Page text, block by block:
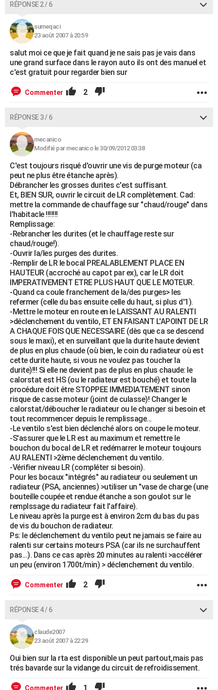
RÉPONSE 2 / 6
sumeqaci
23 août 2007 à 20:59
salut moi ce que je fait quand je ne sais pas je vais dans
une grand surface dans le rayon auto ils ont des manuel et
c'est gratuit pour regarder bien sur
Commenter 2
RÉPONSE 3 / 6
mecanico
Modifié par mecanico le 30/09/2012 03:38
C'est toujours risqué d'ouvrir une vis de purge moteur (ca
peut ne plus être étanche après).
Débrancher les grosses durites c'est suffisant.
Et, BIEN SUR, ouvrir le circuit de LR complètement. Cad:
mettre la commande de chauffage sur "chaud/rouge" dans
l'habitacle !!!!!!!
Remplissage:
-Rebrancher les durites (et le chauffage reste sur
chaud/rouge!).
-Ouvrir la/les purges des durites.
-Remplir de LR le bocal PREALABLEMENT PLACE EN
HAUTEUR (accroché au capot par ex), car le LR doit
IMPERATIVEMENT ETRE PLUS HAUT QUE LE MOTEUR.
-Quand ca coule franchement de la/des purges> les
refermer (celle du bas ensuite celle du haut, si plus d'1).
-Mettre le moteur en route en le LAISSANT AU RALENTI
>déclenchement du ventilo, ET EN FAISANT L'APOINT DE LR
A CHAQUE FOIS QUE NECESSAIRE (dès que ca se descend
sous le maxi), et en surveillant que la durite haute devient
de plus en plus chaude (où bien, le coin du radiateur où est
cette durite haute, si vous ne voulez pas toucher la
durite)!!! Si elle ne devient pas de plus en plus chaude: le
calorstat est HS (ou le radiateur est bouché) et toute la
procédure doit être STOPPEE IMMEDIATEMENT sinon
risque de casse moteur (joint de culasse)! Changer le
calorstat/déboucher le radiateur ou le changer si besoin et
tout recommencer depuis le remplissage...
-Le ventilo s'est bien déclenché alors on coupe le moteur.
-S'assurer que le LR est au maximum et remettre le
bouchon du bocal de LR et redémarrer le moteur toujours
AU RALENTI >2ème déclenchement du ventilo.
-Vérifier niveau LR (compléter si besoin).
Pour les bocaux "intégrés" au radiateur ou seulement un
radiateur (PSA, anciennes) >utiliser un "vase de charge (une
bouteille coupée et rendue étanche a son goulot sur le
remplssage du radiateur fait l'affaire).
Le niveau après la purge est à environ 2cm du bas du pas
de vis du bouchon de radiateur.
Ps: le déclenchement du ventilo peut ne jamais se faire au
ralenti sur certains moteurs PSA (car ils ne surchauffent
pas...). Dans ce cas après 20 minutes au ralenti >accélérer
un peu (environ 1700t/min) > déclenchement du ventilo.
Commenter 2
RÉPONSE 4 / 6
claude2007
23 août 2007 à 22:29
Oui bien sur la rta est disponible un peut partout,mais pas
trés bavarde sur la vidange du circuit de refroidissement.
Commenter 1